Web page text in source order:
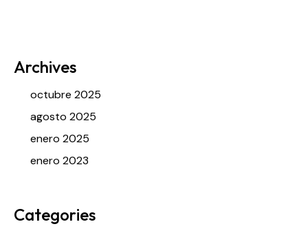
Archives
octubre 2025
agosto 2025
enero 2025
enero 2023
Categories